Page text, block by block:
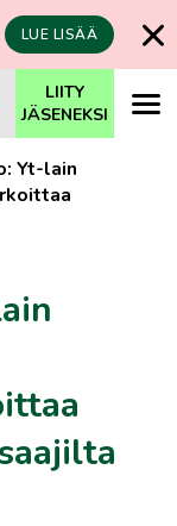
LUE LISÄÄ
LIITY
JÄSENEKSI
Yt-lain